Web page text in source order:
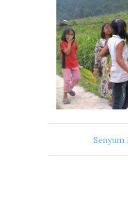
Senyum